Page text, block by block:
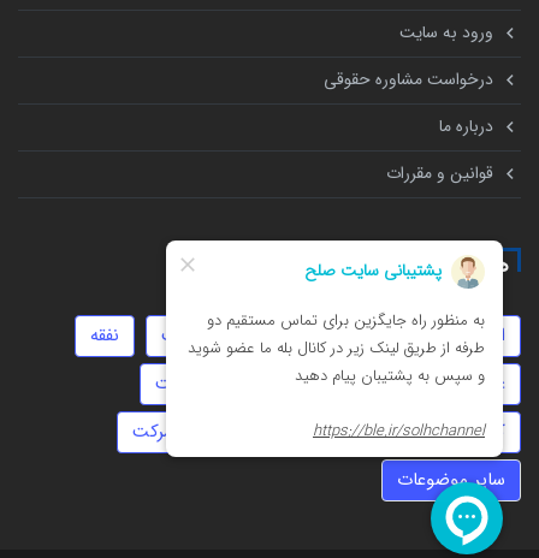
ورود به سایت
درخواست مشاوره حقوقی
درباره ما
قوانین و مقررات
همه چیز درباره
امور مالیاتی مهریه جعل حضانت
نفقه
عقد موقت
تنظیم قرارداد
انحصار وراثت
کلاهبرداری
تهمت
ثبت شرکت
سایر موضوعات